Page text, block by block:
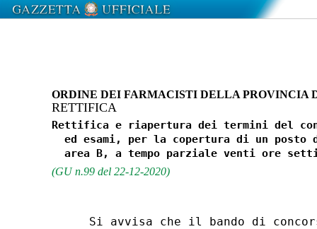
ORDINE DEI FARMACISTI DELLA PROVINCIA
RETTIFICA
Rettifica e riapertura dei termini del
ed esami, per la copertura di un posto
(GU n.99 del 22-12-2020)
Si avvisa che il bando di